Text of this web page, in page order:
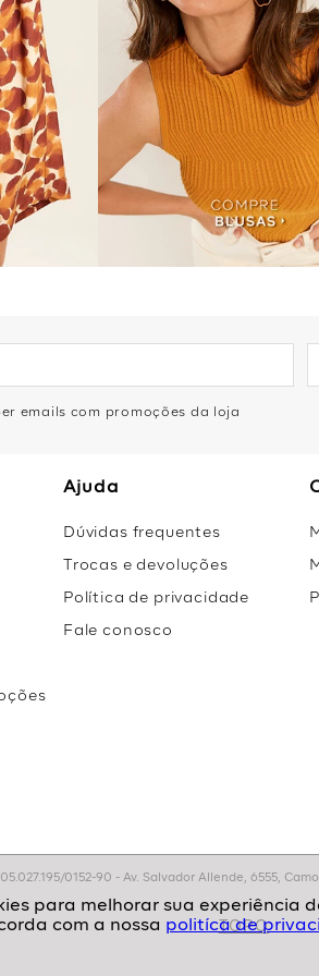
politíca de
emails com promoções da loja
Ajuda
Dúvidas frequentes
Trocas e devoluções
Política de privacidade
Fale conosco
0152-90 - Av. Salvador Allende, 6555,
TOPO